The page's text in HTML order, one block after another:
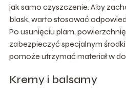
jak samo czyszczenie. Aby
blask, warto stosować
Po usunięciu plam,
zabezpieczyć specjalnym
pomoże utrzymać materiał w
Kremy i balsamy